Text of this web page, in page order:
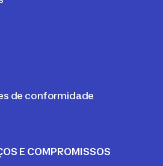
de conformidade
E COMPROMISSOS